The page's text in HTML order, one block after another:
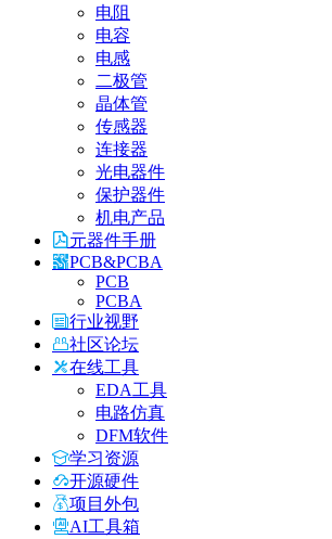
电阻
电容
电感
二极管
晶体管
传感器
连接器
光电器件
保护器件
机电产品
元器件手册
PCB&PCBA
PCB
PCBA
行业视野
社区论坛
在线工具
EDA工具
电路仿真
DFM软件
学习资源
开源硬件
项目外包
AI工具箱